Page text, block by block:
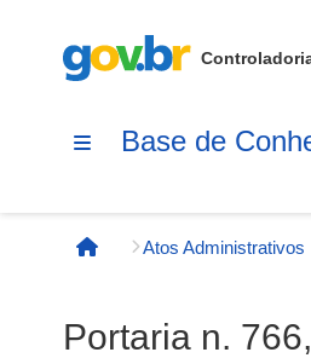
Base de
Página inicial
Atos Administrativos
Portaria n.